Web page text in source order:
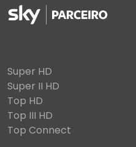
Super HD
Super II HD
Top HD
Top III HD
Top Connect